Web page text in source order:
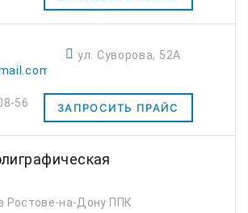
ул. Суворова, 52А
56 ЗАПРОСИТЬ ПРАЙС
Ростове-на-Дону ППК